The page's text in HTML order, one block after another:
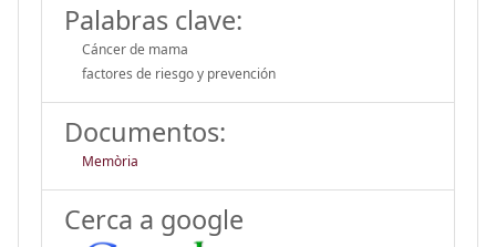
Palabras clave:
Cáncer de mama
factores de riesgo y prevención
Documentos:
Memòria
Cerca a google